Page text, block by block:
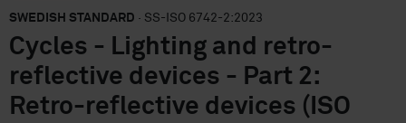
SWEDISH STANDARD · SS-ISO 6742-2:2023
Cycles - Lighting and retro-
reflective devices - Part 2:
Retro-reflective devices (ISO